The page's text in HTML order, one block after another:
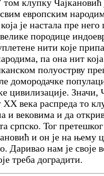
клупку Чајкановић
европским
је настала пре
породице
нити које
па она нит
полуострву
домородачке
цивилизације. Значи,
XX века распреда то
и вековима и да
српско. Тог претешког
и он је на њему
Даривао нам је своје
треба доградити.